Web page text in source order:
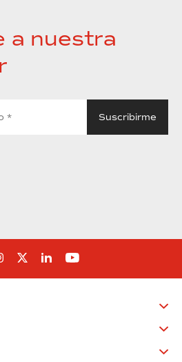
a nuestra
en Facebook
en Instagram
Síguenos en Twitter
Síguenos en Linkedin
Síguenos en